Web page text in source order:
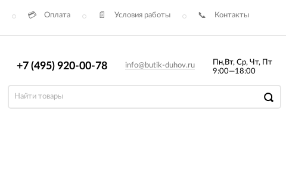
Оплата Условия работы Контакты
+7 (495) 920-00-78 info@butik-duhov.ru
Пн,Вт, Ср, Чт, Пт
9:00—18:00